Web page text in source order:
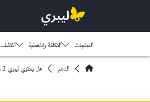
المنتجات التكلفة والتغطية اكتشف​
الدعم
هل يحتوي ليبري 2 بلس على مادة اللاتكس؟